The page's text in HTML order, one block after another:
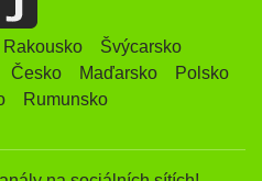
Rakousko
Švýcarsko
Česko Maďarsko
Polsko
Rumunsko